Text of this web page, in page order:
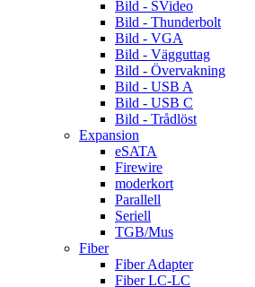
Bild - SVideo
Bild - Thunderbolt
Bild - VGA
Bild - Vägguttag
Bild - Övervakning
Bild - USB A
Bild - USB C
Bild - Trådlöst
Expansion
eSATA
Firewire
moderkort
Parallell
Seriell
TGB/Mus
Fiber
Fiber Adapter
Fiber LC-LC